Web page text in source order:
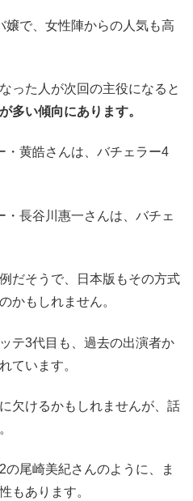
嬢で、女性陣からの人気も高
った人が次回の主役になると
多い傾向にあります。
・黄皓さんは、バチェラー4
長谷川惠一さんは、バチェ
だそうで、日本版もその方式
かもしれません。
テ3代目も、過去の出演者か
ています。
欠けるかもしれませんが、話
の尾崎美紀さんのように、ま
もあります。